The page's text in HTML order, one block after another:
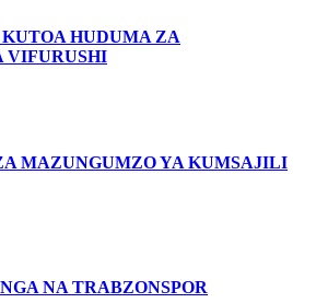
HUDUMA ZA
VIFURUSHI
MAZUNGUMZO YA KUMSAJILI
NA TRABZONSPOR